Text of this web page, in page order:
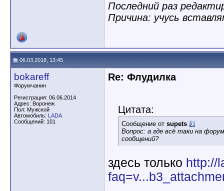
Последний раз
Причина: учусь
06.03.2018, 13:45
bokareff
Форумчанин
Регистрация: 06.06.2014
Адрес: Воронеж
Пол: Мужской
Автомобиль: LADA
Сообщений: 101
Re: Флудилка
Цитата:
Сообщение от supets
Вопрос: а где всё таки на
сообщений?
здесь только http://